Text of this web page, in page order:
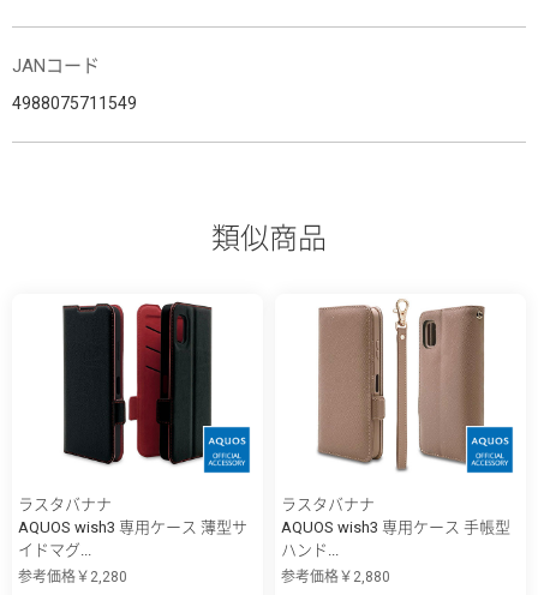
JANコード
4988075711549
類似商品
ラスタバナナ
AQUOS wish3 専用ケース 薄型サ
イドマグ...
参考価格￥2,280
ラスタバナナ
AQUOS wish3 専用ケース 手帳型
ハンド...
参考価格￥2,880